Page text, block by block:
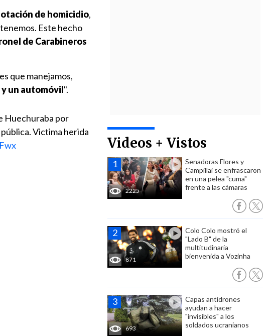
Videos + Vistos
2225
Senadoras Flores y
Campillai se enfrascaron
en una pelea "cuma"
frente a las cámaras
871
Colo Colo mostró el
"Lado B" de la
multitudinaria
bienvenida a Vozinha
693
Capas antidrones
ayudan a hacer
"invisibles" a los
soldados ucranianos
de homicidio,
Este hecho
de Carabineros
que manejamos,
un automóvil".
Huechuraba por
Victima herida